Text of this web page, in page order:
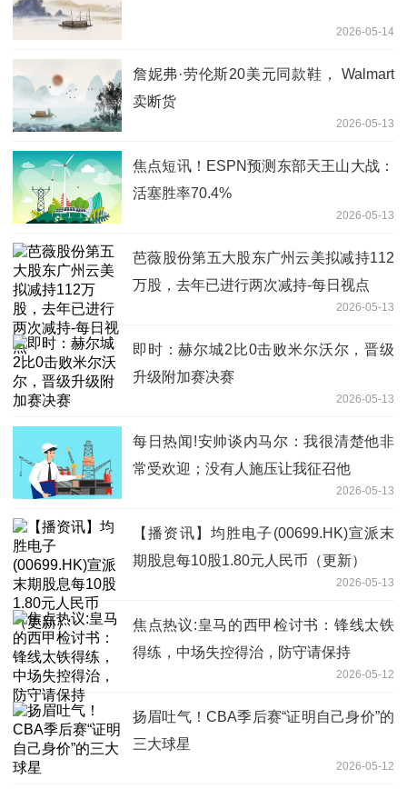
2026-05-14
詹妮弗·劳伦斯20美元同款鞋， Walmart
卖断货
2026-05-13
焦点短讯！ESPN预测东部天王山大战：
活塞胜率70.4%
2026-05-13
芭薇股份第五大股东广州云美拟减持112
万股，去年已进行两次减持-每日视点
2026-05-13
即时：赫尔城2比0击败米尔沃尔，晋级
升级附加赛决赛
2026-05-13
每日热闻!安帅谈内马尔：我很清楚他非
常受欢迎；没有人施压让我征召他
2026-05-13
【播资讯】均胜电子(00699.HK)宣派末
期股息每10股1.80元人民币（更新）
2026-05-13
焦点热议:皇马的西甲检讨书：锋线太铁
得练，中场失控得治，防守请保持
2026-05-12
扬眉吐气！CBA季后赛“证明自己身价”的
三大球星
2026-05-12